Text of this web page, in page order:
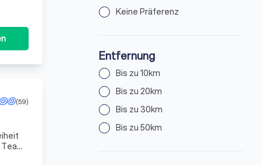
(59)
Keine Präferenz
Entfernung
Bis zu 10km
Bis zu 20km
Bis zu 30km
Bis zu 50km